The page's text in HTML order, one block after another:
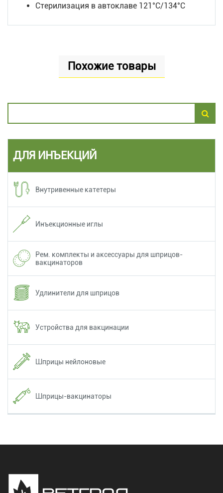
Стерилизация в автоклаве 121°C/134°C
Похожие товары
ДЛЯ ИНЪЕКЦИЙ
Внутривенные катетеры
Инъекционные иглы
Рем. комплекты и аксессуары для шприцов-
вакцинаторов
Удлинители для шприцов
Устройства для вакцинации
Шприцы нейлоновые
Шприцы-вакцинаторы